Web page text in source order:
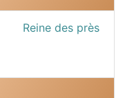
Reine des près